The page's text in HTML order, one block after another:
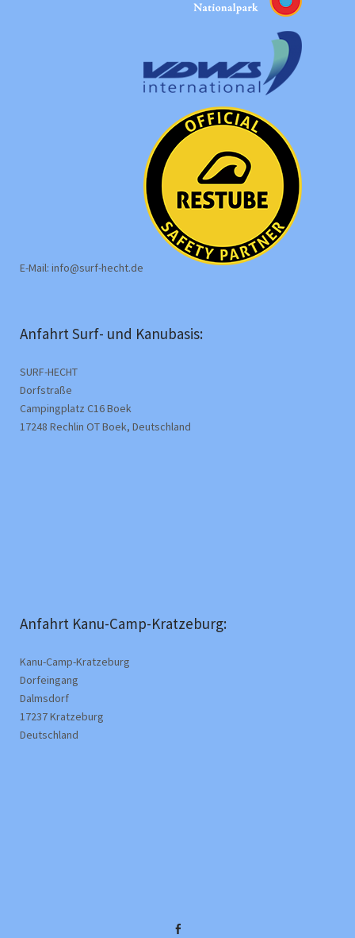
E-Mail: info@surf-hecht.de
Anfahrt Surf- und Kanubasis:
SURF-HECHT
Dorfstraße
Campingplatz C16 Boek
17248 Rechlin OT Boek, Deutschland
Anfahrt Kanu-Camp-Kratzeburg:
Kanu-Camp-Kratzeburg
Dorfeingang
Dalmsdorf
17237 Kratzeburg
Deutschland